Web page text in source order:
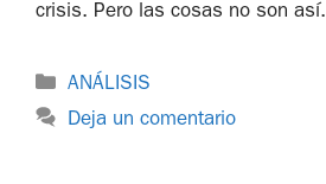
crisis. Pero las cosas no son así.
ANÁLISIS
Deja un comentario